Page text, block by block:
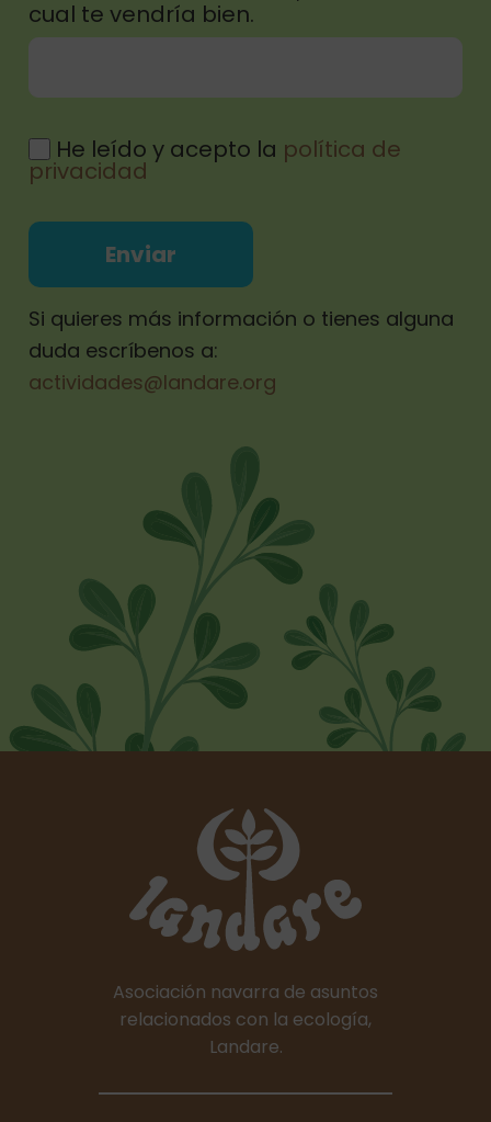
cual te vendría bien.
He leído y acepto la política de
privacidad
Por
este
campo
vacío.
Si quieres más información o tienes alguna
duda escríbenos a:
actividades@landare.org
Asociación navarra de asuntos
relacionados con la ecología,
Landare.